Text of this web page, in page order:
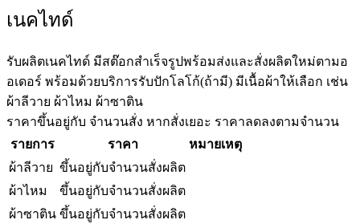
เนคไทด์
รับผลิตเนคไทด์ มีสต๊อกสำเร็จรูปพร้อมส่งและสั่งผลิตใหม่ตามอ
อเดอร์ พร้อมด้วยบริการรับปักโลโก้(ถ้ามี) มีเนื้อผ้าให้เลือก เช่น
ผ้าลีวาย ผ้าไหม ผ้าซาติน
ราคาขึ้นอยู่กับ จำนวนสั่ง หากสั่งเยอะ ราคาลดลงตามจำนวน
รายการ
ราคา
หมายเหตุ
ผ้าลีวาย ขึ้นอยู่กับจำนวนสั่งผลิต
ผ้าไหม
ขึ้นอยู่กับจำนวนสั่งผลิต
ผ้าซาติน ขึ้นอยู่กับจำนวนสั่งผลิต